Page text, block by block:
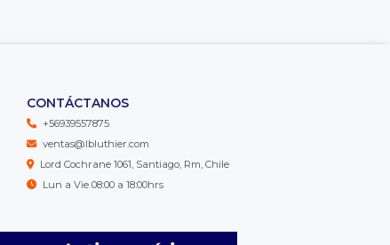
CONTÁCTANOS
+56939557875
ventas@lbluthier.com
Lord Cochrane 1061, Santiago, Rm, Chile
Lun a Vie 08:00 a 18:00hrs